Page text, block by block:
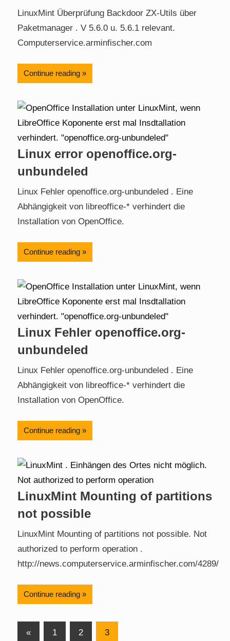
LinuxMint Überprüfung Backdoor ZX-Utils über
Paketmanager . V 5.6.0 u. 5.6.1 relevant.
Computerservice.arminfischer.com
Continue reading
Linux error openoffice.org-
unbundeled
Linux Fehler openoffice.org-unbundeled . Eine
Abhängigkeit von libreoffice-* verhindert die
Installation von OpenOffice.
Continue reading
Linux Fehler openoffice.org-
unbundeled
Linux Fehler openoffice.org-unbundeled . Eine
Abhängigkeit von libreoffice-* verhindert die
Installation von OpenOffice.
Continue reading
LinuxMint Mounting of partitions
not possible
LinuxMint Mounting of partitions not possible. Not
authorized to perform operation .
http://news.computerservice.arminfischer.com/4289/
Continue reading
Posts
«Previous
1 2 3